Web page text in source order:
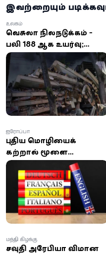
இவற்றையும்
வெனிசுலா நிலநடுக்கம் -
பலி 188 ஆக உயர்வு;
1,500-க்கும் மேற்பட்டோர்
காயம்! 250 கட்டிடங்கள்
சேதம்
உலகம்
புதிய மொழியைக்
கற்றால் மூளை
இளமையாகுமா? ஆய்வு
சொல்வது என்ன?
ஐரோப்பா
சவுதி அரேபியா விமான
மத்திய கிழக்கு